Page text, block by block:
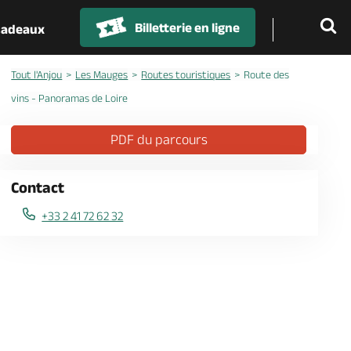
Billetterie en ligne
Tout l'Anjou Les Mauges Routes touristiques
Route des
vins - Panoramas de Loire
PDF du parcours
Contact
+33 2 41 72 62 32